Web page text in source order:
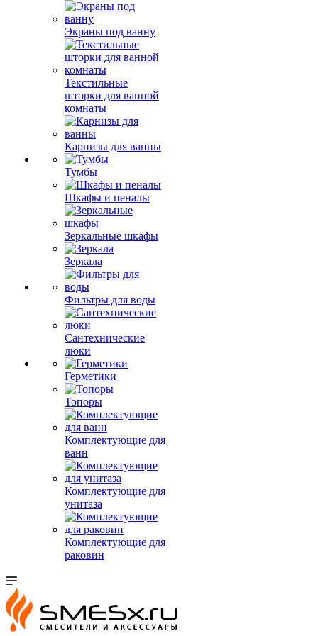
Экраны под ванну
Текстильные
шторки для ванной
комнаты
Карнизы для ванны
Тумбы
Шкафы и пеналы
Зеркальные шкафы
Зеркала
Фильтры для воды
Сантехнические
люки
Герметики
Топоры
Комплектующие для
ванн
Комплектующие для
унитаза
Комплектующие для
раковин